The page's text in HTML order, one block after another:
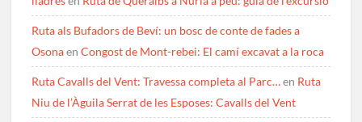
Ruta als Bufadors de Beví: un bosc de conte de fades a
OsonaenCongost de Mont-rebei: El camí excavat a la roca
Ruta Cavalls del Vent: Travessa completa al Parc…en Ruta
Niu de l’Àguila Serrat de les Esposes: Cavalls del Vent